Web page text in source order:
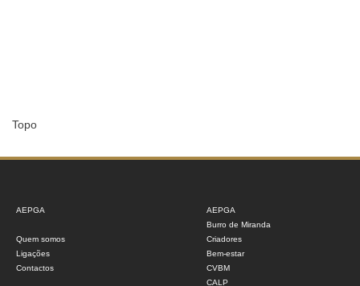
Topo
AEPGA
Quem somos
Ligações
Contactos
AEPGA
Burro de Miranda
Criadores
Bem-estar
CVBM
CALP